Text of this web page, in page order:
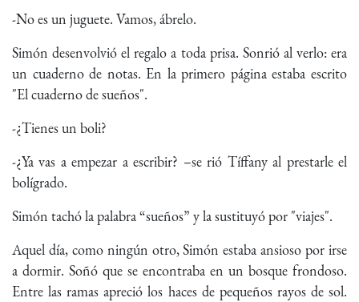
-No es un juguete. Vamos, ábrelo.
Simón desenvolvió el regalo a toda prisa. Sonrió al verlo: era
un cuaderno de notas. En la primero página estaba escrito
"El cuaderno de sueños".
-¿Tienes un boli?
-¿Ya vas a empezar a escribir? –se rió Tíffany al prestarle el
bolígrado.
Simón tachó la palabra “sueños” y la sustituyó por "viajes".
Aquel día, como ningún otro, Simón estaba ansioso por irse
a dormir. Soñó que se encontraba en un bosque frondoso.
Entre las ramas apreció los haces de pequeños rayos de sol.